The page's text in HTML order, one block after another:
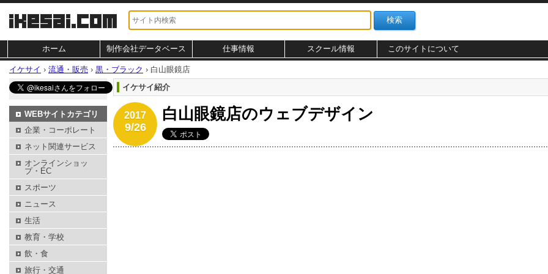
ホーム 制作会社データベース 仕事情報 スクール情報 このサイトについて
イケサイ › 流通・販売 › 黒・ブラック › 白山眼鏡店
イケサイ紹介
2017
9/26
白山眼鏡店のウェブデザイン
WEBサイトカテゴリ
企業・コーポレート
ネット関連サービス
オンラインショッ
プ・EC
スポーツ
ニュース
生活
教育・学校
飲・食
旅行・交通